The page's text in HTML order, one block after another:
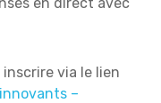
via le lien
–